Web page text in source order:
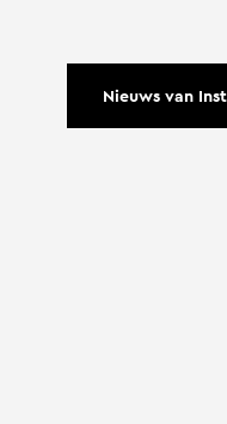
Nieuws van